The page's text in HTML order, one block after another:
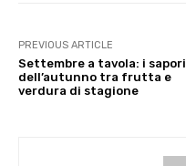
PREVIOUS ARTICLE
Settembre a tavola: i sapori
dell’autunno tra frutta e
verdura di stagione